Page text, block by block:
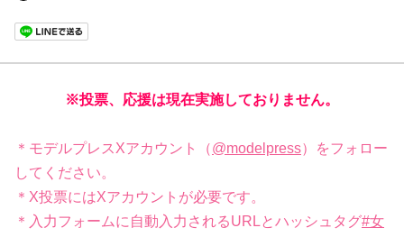
※投票、応援は現在実施しておりません。
＊モデルプレスXアカウント（@modelpress）をフォロー
してください。
＊X投票にはXアカウントが必要です。
＊入力フォームに自動入力されるURLとハッシュタグ#女